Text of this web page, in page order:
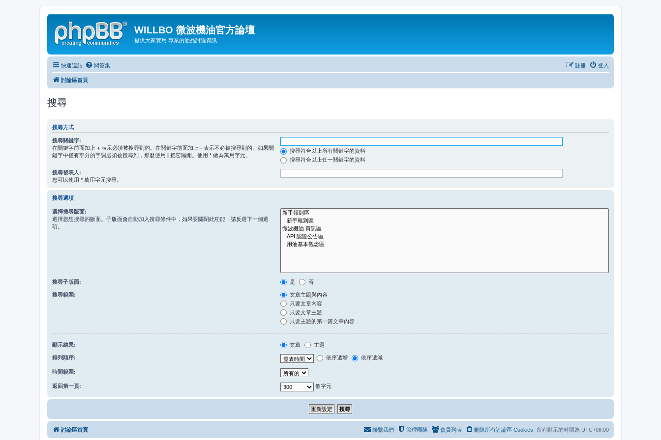
WILLBO 微波機油官方論壇
提供大家實用.專業的油品討論資訊
快速連結 問答集 登入
註冊
討論區首頁
搜尋
搜尋方式
搜尋關鍵字:
在關鍵字前面加上 + 表示必須被搜尋到的。在關鍵字前面加上 - 表示不必被搜尋到的。如果關
鍵字中僅有部分的字詞必須被搜尋到，那麼使用 | 把它隔開。使用 * 做為萬用字元。
搜尋符合以上所有關鍵字的資料
搜尋符合以上任一關鍵字的資料
搜尋發表人:
您可以使用 * 萬用字元搜尋。
搜尋選項
選擇搜尋版面:
選擇您想搜尋的版面。子版面會自動加入搜尋條件中，如果要關閉此功能，請反選下一個選
項。
搜尋子版面: 是 否
搜尋範圍:
文章主題與內容
只要文章內容
只要文章主題
只要主題的第一篇文章內容
顯示結果: 文章 主題
排列順序: 依序遞增 依序遞減
時間範圍:
返回第一頁: 個字元
討論區首頁 所有顯示的時間為 UTC+08:00
刪除所有討論區 Cookies
會員列表
管理團隊
聯繫我們